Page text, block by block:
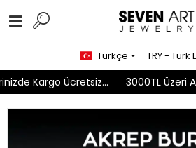
Kargo Ücretsiz... 3000TL Üzeri
Türkçe TRY - Türk